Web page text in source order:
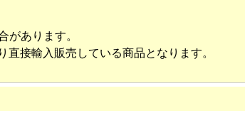
があります。
接輸入販売している商品となります。